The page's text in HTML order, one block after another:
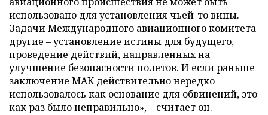
использовано для установления чьей-то вины.
Задачи Международного авиационного комитета
другие – установление истины для будущего,
проведение действий, направленных на
улучшение безопасности полетов. И если раньше
заключение МАК действительно нередко
использовалось как основание для обвинений, это
как раз было неправильно», – считает он.